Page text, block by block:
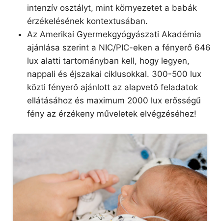
intenzív osztályt, mint környezetet a babák
érzékelésének kontextusában.
Az Amerikai Gyermekgyógyászati Akadémia
ajánlása szerint a NIC/PIC-eken a fényerő 646
lux alatti tartományban kell, hogy legyen,
nappali és éjszakai ciklusokkal. 300-500 lux
közti fényerő ajánlott az alapvető feladatok
ellátásához és maximum 2000 lux erősségű
fény az érzékeny műveletek elvégzéséhez!